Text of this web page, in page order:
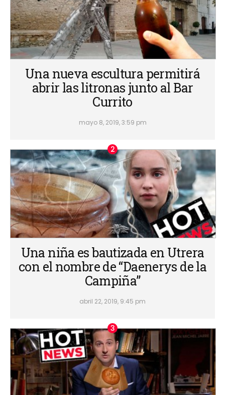
Una nueva escultura permitirá
abrir las litronas junto al Bar
Currito
mayo 8, 2019, 3:59 pm
Una niña es bautizada en Utrera
con el nombre de “Daenerys de la
Campiña”
abril 22, 2019, 9:45 pm